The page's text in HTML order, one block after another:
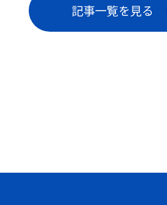
記事一覧を見る